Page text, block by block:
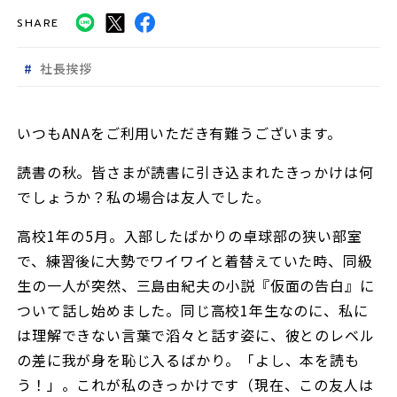
SHARE
社長挨拶
いつもANAをご利用いただき有難うございます。
読書の秋。皆さまが読書に引き込まれたきっかけは何
でしょうか？私の場合は友人でした。
高校1年の5月。入部したばかりの卓球部の狭い部室
で、練習後に大勢でワイワイと着替えていた時、同級
生の一人が突然、三島由紀夫の小説『仮面の告白』に
ついて話し始めました。同じ高校1年生なのに、私に
は理解できない言葉で滔々と話す姿に、彼とのレベル
の差に我が身を恥じ入るばかり。「よし、本を読も
う！」。これが私のきっかけです（現在、この友人は